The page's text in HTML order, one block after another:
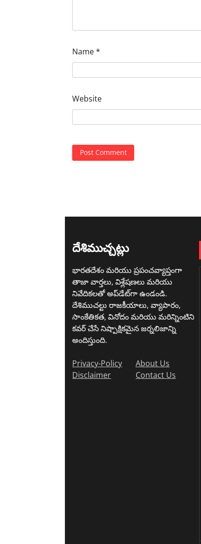
Name*
Website
దేశిముచ్చట్లు
భారతదేశం మరియు ప్రపంచవ్యాప్తంగా
తాజా వార్తలు, విశ్లేషణలు మరియు
నివేదికలతో అప్‌డేట్‌గా ఉండండి.
దేశిముచల్టు రాజకీయాలు, వ్యాపారం,
సాంకేతికత, వినోదం మరియు మరిన్నింటిని
కవర్ చేసే నిష్పాక్షికమైన జర్నలిజాన్ని
అందిస్తుంది.
Privacy-Policy
Disclaimer
About Us
Contact Us